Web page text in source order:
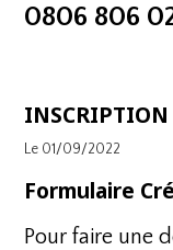
0806 806
INSCRIPTION
Le 01/09/2022
Formulaire
Pour faire une